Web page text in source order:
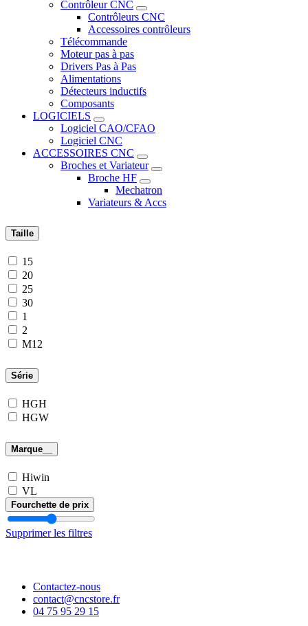
Contrôleur CNC
Contrôleurs CNC
Accessoires contrôleurs
Télécommande
Moteur pas à pas
Drivers Pas à Pas
Alimentations
Détecteurs inductifs
Composants
LOGICIELS
Logiciel CAO/CFAO
Logiciel CNC
ACCESSOIRES CNC
Broches et Variateur
Broche HF
Mechatron
Variateurs & Accs
Taille
15
20
25
30
1
2
M12
Série
HGH
HGW
Marque__
Hiwin
VL
Fourchette de prix
Supprimer les filtres
Contactez-nous
contact@cncstore.fr
04 75 95 29 15